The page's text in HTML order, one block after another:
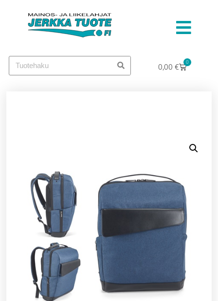
0,00 € 0